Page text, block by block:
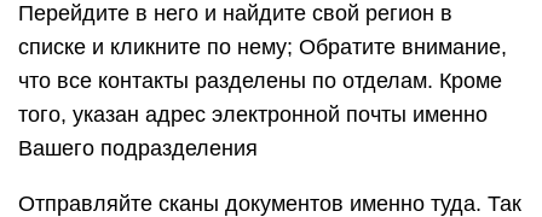
Перейдите в него и найдите свой регион в
списке и кликните по нему; Обратите внимание,
что все контакты разделены по отделам. Кроме
того, указан адрес электронной почты именно
Вашего подразделения
Отправляйте сканы документов именно туда. Так